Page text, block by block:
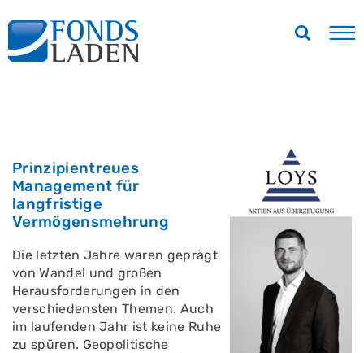
Prinzipientreues
Management für
langfristige
Vermögensmehrung
Die letzten Jahre waren geprägt
von Wandel und großen
Herausforderungen in den
verschiedensten Themen. Auch
im laufenden Jahr ist keine Ruhe
zu spüren. Geopolitische